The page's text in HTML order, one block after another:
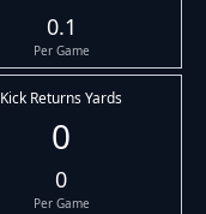
0.1
Per Game
Kick Returns Yards
0
0
Per Game